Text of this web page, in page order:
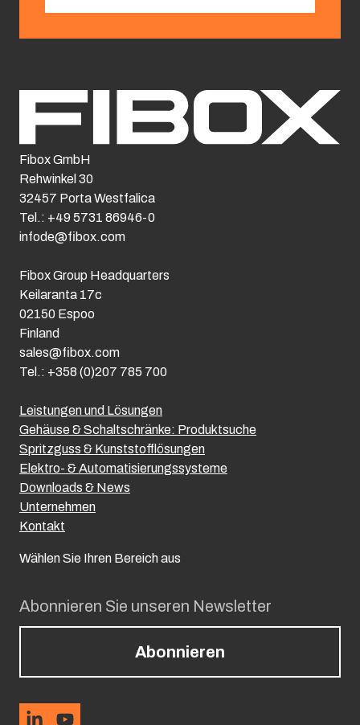
Abonnieren Sie unseren Newsletter
Abonnieren
Leistungen und Lösungen
Gehäuse & Schaltschränke: Produktsuche
Spritzguss & Kunststofflösungen
Elektro- & Automatisierungssysteme
Downloads & News
Unternehmen
Kontakt
Wählen Sie Ihren Bereich aus
Fibox GmbH
Rehwinkel 30
32457 Porta Westfalica
Tel.: +49 5731 86946-0
infode@fibox.com
Fibox Group Headquarters
Keilaranta 17c
02150 Espoo
Finland
sales@fibox.com
Tel.: +358 (0)207 785 700